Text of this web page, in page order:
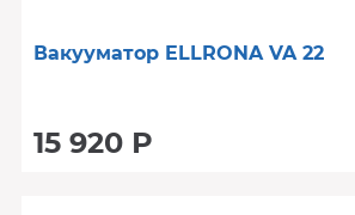
Вакууматор ELLRONA VA 22
15 920 Р